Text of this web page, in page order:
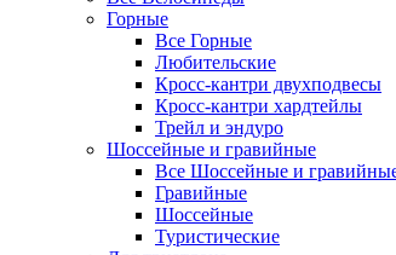
Горные
Все Горные
Любительские
Кросс-кантри двухподвесы
Кросс-кантри хардтейлы
Трейл и эндуро
Шоссейные и гравийные
Все Шоссейные и
Гравийные
Шоссейные
Туристические